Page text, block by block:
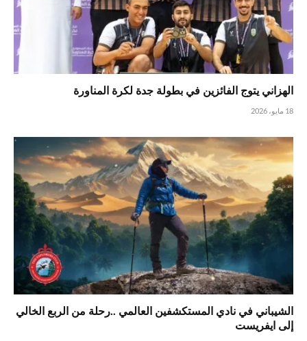
الهزاني يتوج الفائزين في بطولة جدة لكرة المناورة
18 مايو، 2026
الشيباني في نادي المستكشفين العالمي ..رحلة من الربع الخالي
إلى ايفريست